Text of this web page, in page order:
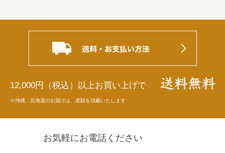
12,000円（税込）以上お買い上げで
※沖縄、北海道のお届けは、差額を頂戴いたします
お気軽にお電話ください